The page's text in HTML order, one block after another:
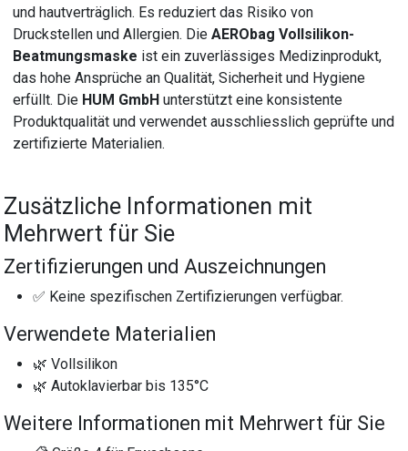
und hautverträglich. Es reduziert das Risiko von
Druckstellen und Allergien. DieAERObag Vollsilikon-
Beatmungsmaske ist ein zuverlässiges Medizinprodukt,
das hohe Ansprüche an Qualität, Sicherheit und Hygiene
erfüllt. Die HUM GmbH unterstützt eine konsistente
Produktqualität und verwendet ausschliesslich geprüfte und
zertifizierte Materialien.
Zusätzliche Informationen mit
Mehrwert für Sie
Zertifizierungen und Auszeichnungen
✅ Keine spezifischen Zertifizierungen verfügbar.
Verwendete Materialien
🌿 Vollsilikon
🌿 Autoklavierbar bis 135°C
Weitere Informationen mit Mehrwert für Sie